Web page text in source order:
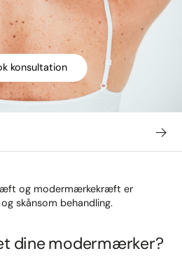
konsultation
og modermærkekræft er
skånsom behandling.
dine modermærker?